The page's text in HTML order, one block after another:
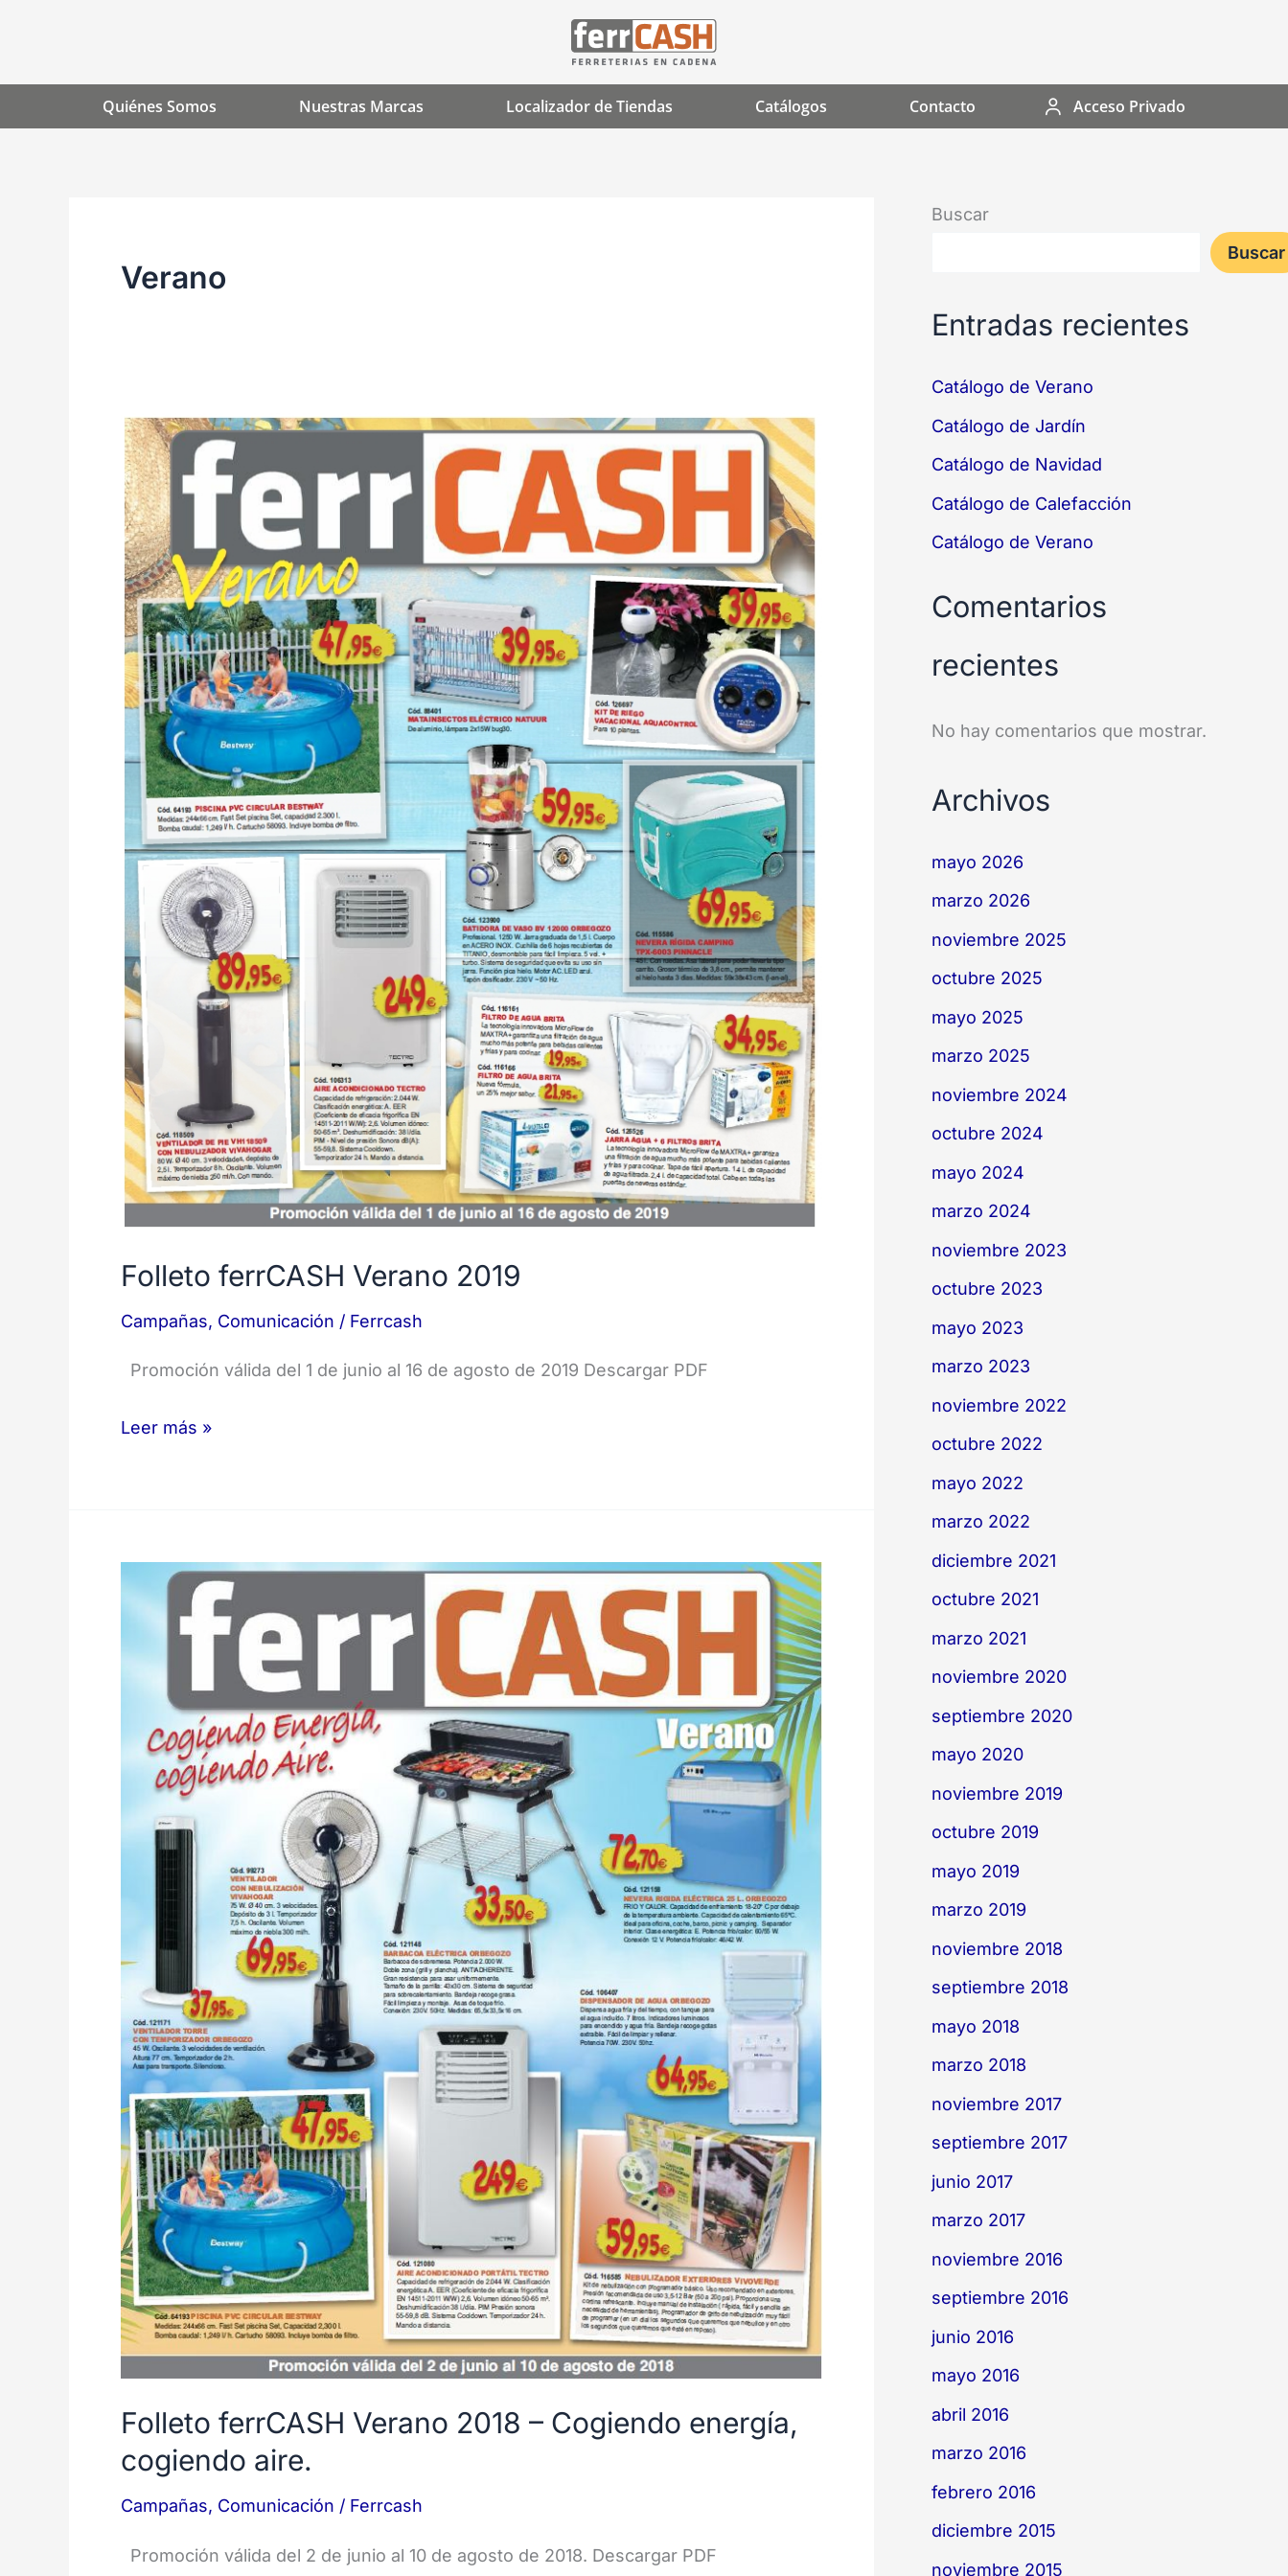
Quiénes Somos Nuestras Marcas Localizador de Tiendas Catálogos Contacto Acceso Privado
Verano
Folleto ferrCASH Verano 2019
Campañas, Comunicación / Ferrcash
Promoción válida del 1 de junio al 16 de agosto de 2019 Descargar PDF
Folleto
ferrCASH
Verano
2019
Leer más »
Folleto ferrCASH Verano 2018 – Cogiendo energía,
cogiendo aire.
Campañas, Comunicación / Ferrcash
Promoción válida del 2 de junio al 10 de agosto de 2018. Descargar PDF
Folleto
ferrCASH
Cogiendo
energía,
cogiendo
aire.
Buscar
Buscar
Entradas recientes
Catálogo de Verano
Catálogo de Jardín
Catálogo de Navidad
Catálogo de Calefacción
Catálogo de Verano
Comentarios
recientes
No hay comentarios que mostrar.
Archivos
mayo 2026
marzo 2026
noviembre 2025
octubre 2025
mayo 2025
marzo 2025
noviembre 2024
octubre 2024
mayo 2024
marzo 2024
noviembre 2023
octubre 2023
mayo 2023
marzo 2023
noviembre 2022
octubre 2022
mayo 2022
marzo 2022
diciembre 2021
octubre 2021
marzo 2021
noviembre 2020
septiembre 2020
mayo 2020
noviembre 2019
octubre 2019
mayo 2019
marzo 2019
noviembre 2018
septiembre 2018
mayo 2018
marzo 2018
noviembre 2017
septiembre 2017
junio 2017
marzo 2017
noviembre 2016
septiembre 2016
junio 2016
mayo 2016
abril 2016
marzo 2016
febrero 2016
diciembre 2015
noviembre 2015